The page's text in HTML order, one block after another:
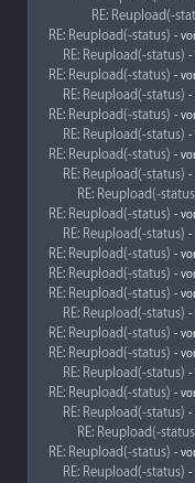
RE: Reupload(-
RE: Reupload(-status) -
RE: Reupload(-status) -
RE: Reupload(-status) -
RE: Reupload(-status) -
RE: Reupload(-status) -
RE: Reupload(-status) -
RE: Reupload(-status) -
RE: Reupload(-status) -
RE: Reupload(-
RE: Reupload(-status) -
RE: Reupload(-status) -
RE: Reupload(-status) -
RE: Reupload(-status) -
RE: Reupload(-status) -
RE: Reupload(-status) -
RE: Reupload(-status) -
RE: Reupload(-status) -
RE: Reupload(-status) -
RE: Reupload(-status) -
RE: Reupload(-status) -
RE: Reupload(-
RE: Reupload(-status) -
RE: Reupload(-status) -